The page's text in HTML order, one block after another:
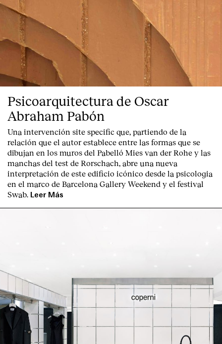
Psicoarquitectura de Oscar
Abraham Pabón
Una intervención site specific que, partiendo de la
relación que el autor establece entre las formas que se
dibujan en los muros del Pabelló Mies van der Rohe y las
manchas del test de Rorschach, abre una nueva
interpretación de este edificio icónico desde la psicologia
en el marco de Barcelona Gallery Weekend y el festival
Swab. Leer Más